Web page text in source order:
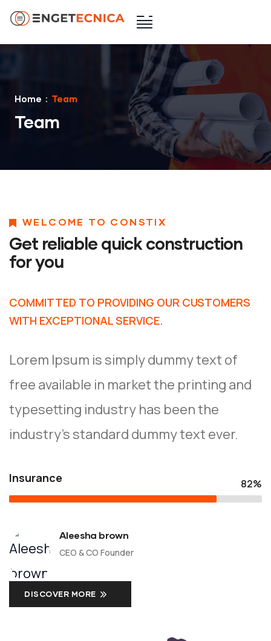
Home Team
Team
WELCOME TO CONSTIX
Get reliable quick construction
for you
COMMITTED TO PROVIDING OUR CUSTOMERS
WITH EXCEPTIONAL SERVICE.
Lorem Ipsum is simply dummy text of
free available in market the printing and
typesetting industry has been the
industry’s standard dummy text ever.
Insurance 82%
Aleesha brown
CEO & CO Founder
DISCOVER MORE